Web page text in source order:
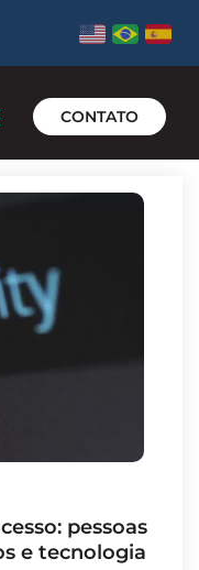
CONTATO
e tecnologia